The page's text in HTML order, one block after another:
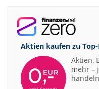
Aktien kaufen zu
Aktien,
mehr –